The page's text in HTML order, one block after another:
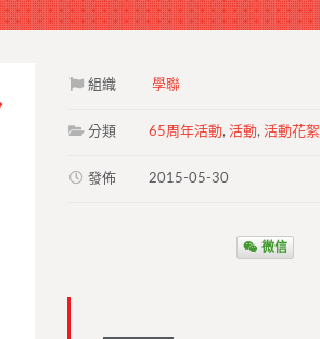
組織 學聯
分類 65周年活動,活動,活動花絮
發佈 2015-05-30
微信